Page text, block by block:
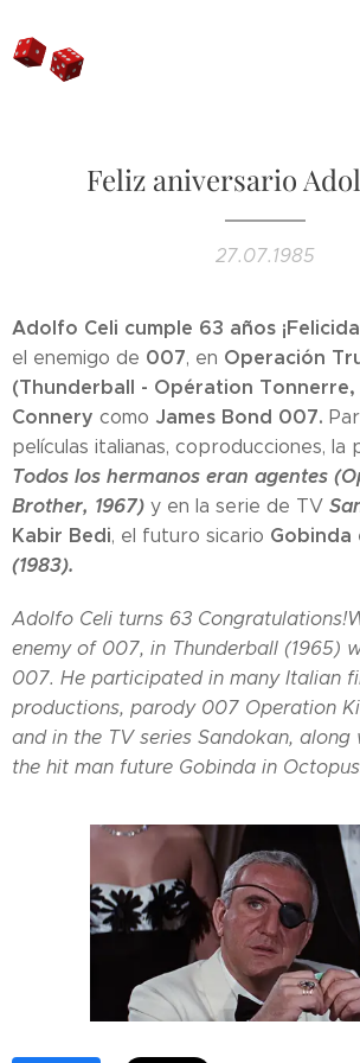
Feliz aniversario
27.07.1985
Adolfo Celi cumple 63 años
el enemigo de 007, en Operación
(Thunderball - Opération Tonnerre,
Connery como James Bond 007.
películas italianas, coproducciones, la
Todos los hermanos eran agentes
Brother, 1967) y en la serie de TV
Kabir Bedi, el futuro sicario Gobinda
(1983).
Adolfo Celi turns 63 Congratulations!
enemy of 007, in Thunderball (1965)
007. He participated in many Italian
productions, parody 007 Operation
and in the TVseries Sandokan, along
the hit man future Gobinda in